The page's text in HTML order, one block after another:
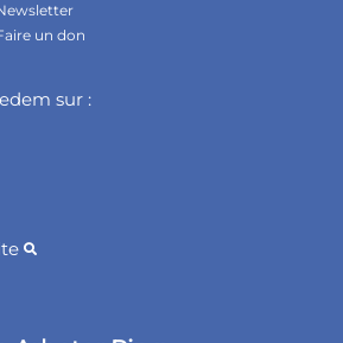
un don
sur :